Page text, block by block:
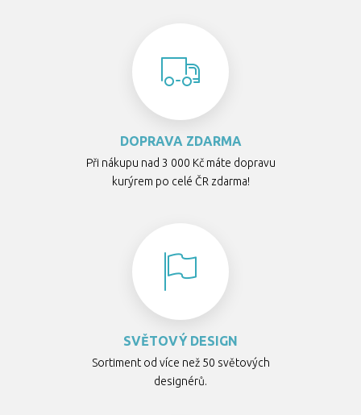
DOPRAVA ZDARMA
Při nákupu nad 3 000 Kč máte dopravu
kurýrem po celé ČR zdarma!
SVĚTOVÝ DESIGN
Sortiment od více než 50 světových
designérů.